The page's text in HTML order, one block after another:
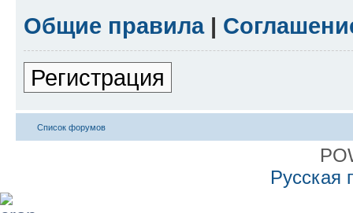
Общие правила|
Регистрация
Список форумов
Русская